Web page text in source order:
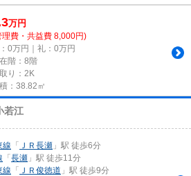
万円
理費・共益費 8,000円)
0万円｜礼：0万円
階：8階
り：2K
：38.82㎡
若江
線 「 ＪＲ長瀬 」駅 徒歩6分
「長瀬 」駅 徒歩11分
線 「 ＪＲ俊徳道 」駅 徒歩9分